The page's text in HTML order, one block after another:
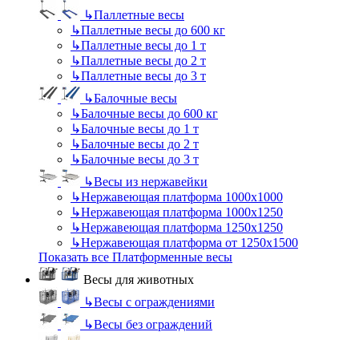
↳Паллетные весы
↳Паллетные весы до 600 кг
↳Паллетные весы до 1 т
↳Паллетные весы до 2 т
↳Паллетные весы до 3 т
↳Балочные весы
↳Балочные весы до 600 кг
↳Балочные весы до 1 т
↳Балочные весы до 2 т
↳Балочные весы до 3 т
↳Весы из нержавейки
↳Нержавеющая платформа 1000х1000
↳Нержавеющая платформа 1000х1250
↳Нержавеющая платформа 1250х1250
↳Нержавеющая платформа от 1250х1500
Показать все Платформенные весы
Весы для животных
↳Весы с ограждениями
↳Весы без ограждений